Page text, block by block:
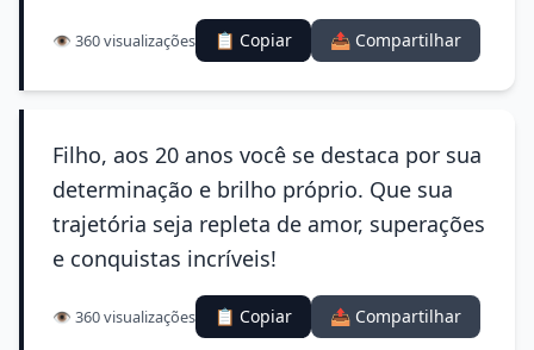
👁️ 360 visualizações 📋 Copiar 📤 Compartilhar
Filho, aos 20 anos você se destaca por sua
determinação e brilho próprio. Que sua
trajetória seja repleta de amor, superações
e conquistas incríveis!
👁️ 360 visualizações 📋 Copiar 📤 Compartilhar